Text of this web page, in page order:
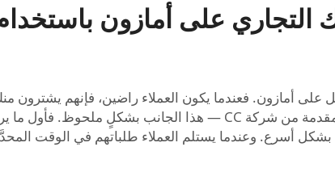
على أمازون
على أمازون. فعندما يكون العملاء راضين، فإنهم
أسرع. وعندما يستلم العملاء طلباتهم في الوقت